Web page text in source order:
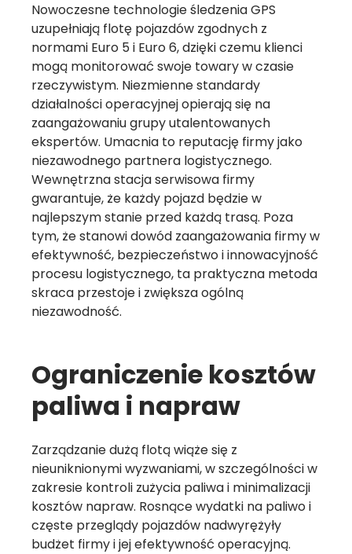
Nowoczesne technologie śledzenia GPS
uzupełniają flotę pojazdów zgodnych z
normami Euro 5 i Euro 6, dzięki czemu klienci
mogą monitorować swoje towary w czasie
rzeczywistym. Niezmienne standardy
działalności operacyjnej opierają się na
zaangażowaniu grupy utalentowanych
ekspertów. Umacnia to reputację firmy jako
niezawodnego partnera logistycznego.
Wewnętrzna stacja serwisowa firmy
gwarantuje, że każdy pojazd będzie w
najlepszym stanie przed każdą trasą. Poza
tym, że stanowi dowód zaangażowania firmy w
efektywność, bezpieczeństwo i innowacyjność
procesu logistycznego, ta praktyczna metoda
skraca przestoje i zwiększa ogólną
niezawodność.
Ograniczenie kosztów
paliwa i napraw
Zarządzanie dużą flotą wiąże się z
nieuniknionymi wyzwaniami, w szczególności w
zakresie kontroli zużycia paliwa i minimalizacji
kosztów napraw. Rosnące wydatki na paliwo i
częste przeglądy pojazdów nadwyrężyły
budżet firmy i jej efektywność operacyjną.